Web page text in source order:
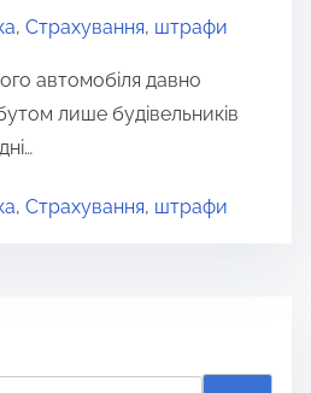
, Страхування, штрафи
автомобіля давно
лише будівельників
, Страхування, штрафи